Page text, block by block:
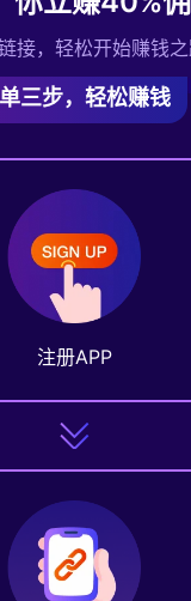
接，轻松开始赚钱之
三步，轻松赚钱
注册APP